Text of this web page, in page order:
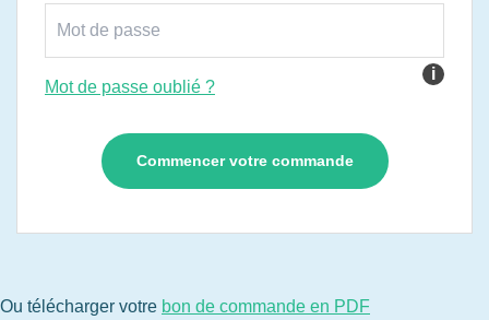
i
Mot de passe oublié ?
Ou télécharger votre bon de commande en PDF